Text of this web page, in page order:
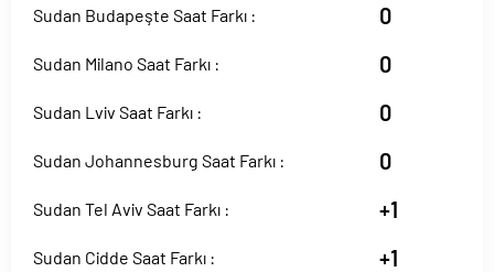
Sudan Budapeşte Saat Farkı : 0
Sudan Milano Saat Farkı : 0
Sudan Lviv Saat Farkı : 0
Sudan Johannesburg Saat Farkı : 0
Sudan Tel Aviv Saat Farkı : +1
Sudan Cidde Saat Farkı : +1